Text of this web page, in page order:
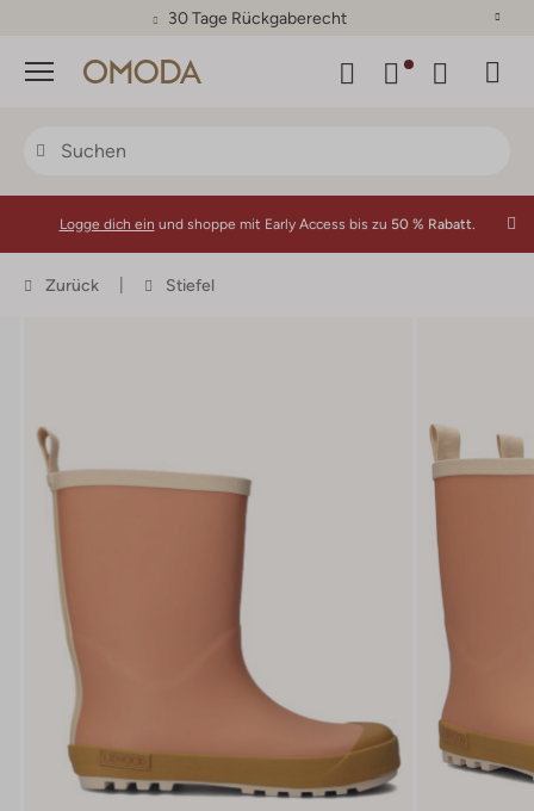
30 Tage Rückgaberecht
Menü
Logge dich ein und shoppe mit Early Access bis zu 50 % Rabatt.
Zurück Stiefel